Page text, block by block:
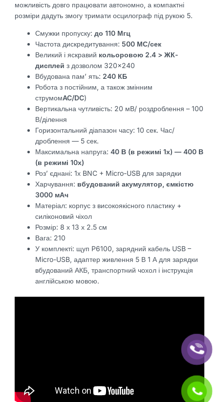
можливість довго працювати автономно, а компактні
розміри дадуть змогу тримати осцилограф під рукою 5.
Смужки пропуску: до 110 Мгц
Частота дискредитування: 500 МС/сек
Великий і яскравий кольоровою 2.4 > ЖК-
дисплей з дозволом 320×240
Вбудована пам’ ять: 240 КБ
Робота з постійним, а також змінним
струмомAC/DC)
Вертикальна чутливість: 20 мВ/ роздроблення – 100
В/ділення
Горизонтальний діапазон часу: 10 сек. Час/
дроблення — 5 сек.
Максимальна напруга: 40 В (в режимі 1х) — 400 В
(в режимі 10х)
Роз’ єднані: 1х BNC + Micro-USB для зарядки
Харчування: вбудований акумулятор, ємкістю
3000 мАч
Матеріал: корпус з високоякісного пластику +
силіконовий чіхол
Розмір: 8 х 13 х 2.5 см
Вага: 210
У комплекті: щуп P6100, зарядний кабель USB –
Micro-USB, адаптер живлення 5 В 1 А для зарядки
вбудований АКБ, транспортний чохол і інструкція
англійською мовою.